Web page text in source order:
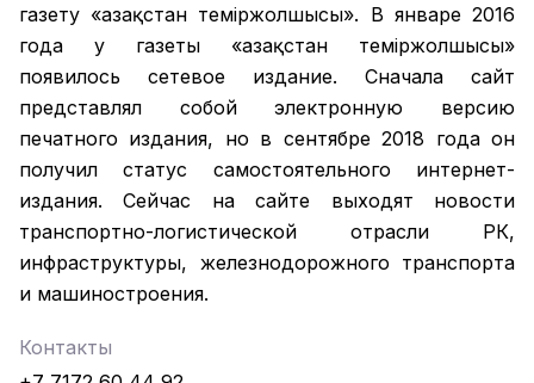
газету «Қазақстан темiржолшысы». В январе 2016
года у газеты «Қазақстан теміржолшысы»
появилось сетевое издание. Сначала сайт
представлял собой электронную версию
печатного издания, но в сентябре 2018 года он
получил статус самостоятельного интернет-
издания. Сейчас на сайте выходят новости
транспортно-логистической отрасли РК,
инфраструктуры, железнодорожного транспорта
и машиностроения.
Контакты